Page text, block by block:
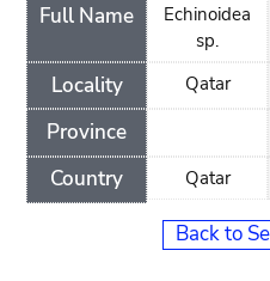
Full Name
Locality
Province
Country
Echinoidea
sp.
Qatar
Qatar
Back to